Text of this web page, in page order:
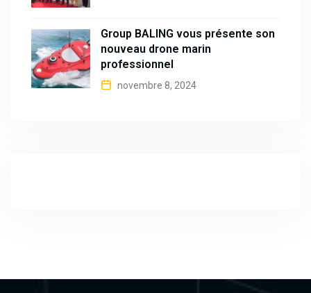
Group BALING vous présente son
nouveau drone marin
professionnel
novembre 8, 2024